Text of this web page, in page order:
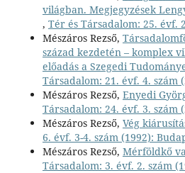
világban. Megjegyzések
, Tér és Társadalom: 25. évf.
Mészáros Rezső,
század kezdetén – komplex
előadás a Szegedi
Társadalom: 21. évf. 4. szám
Mészáros Rezső, Enyedi
Társadalom: 24. évf. 3. szám
Mészáros Rezső, Vég
6. évf. 3-4. szám (1992):
Mészáros Rezső, Mérföldkő
Társadalom: 3. évf. 2. szám